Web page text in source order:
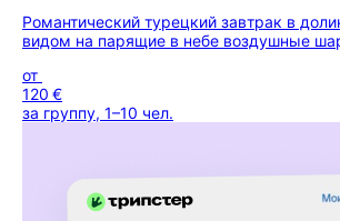
Романтический турецкий завтрак в
видом на парящие в небе воздушные
от
120 €
за группу, 1–10 чел.